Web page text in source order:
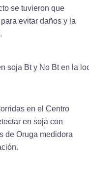
se tuvieron que
evitar daños y la
soja Bt y No Bt en la
en el Centro
en soja con
de Oruga medidora